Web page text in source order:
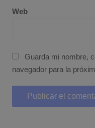
Web
Guarda mi nombre,
navegador para la